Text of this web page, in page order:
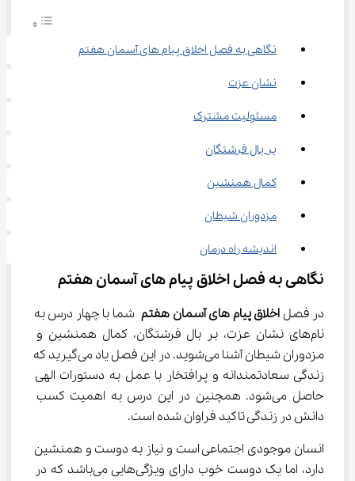
نگاهی به فصل اخلاق پیام‌ های آسمان هفتم
نشان عزت
مسئولیت مشترک
بر بال فرشتگان
کمال همنشین
مزدوران شیطان
اندیشه راه درمان
نگاهی به فصل اخلاق پیام‌ های آسمان هفتم
در فصل اخلاق پیام‌ های آسمان هفتم
شما با چهار درس به
نام‌های نشان عزت، بر بال فرشتگان، کمال همنشین و
مزدوران شیطان آشنا می‌شوید. در این فصل یاد می‌گیرید که
زندگی سعادتمندانه و پرافتخار با عمل به دستورات الهی
حاصل می‌شود. همچنین در این درس به اهمیت کسب
دانش در زندگی تاکید فراوان شده است.
انسان موجودی اجتماعی است و نیاز به دوست و همنشین
دارد، اما یک دوست خوب دارای ویژگی‌هایی می‌باشد که در